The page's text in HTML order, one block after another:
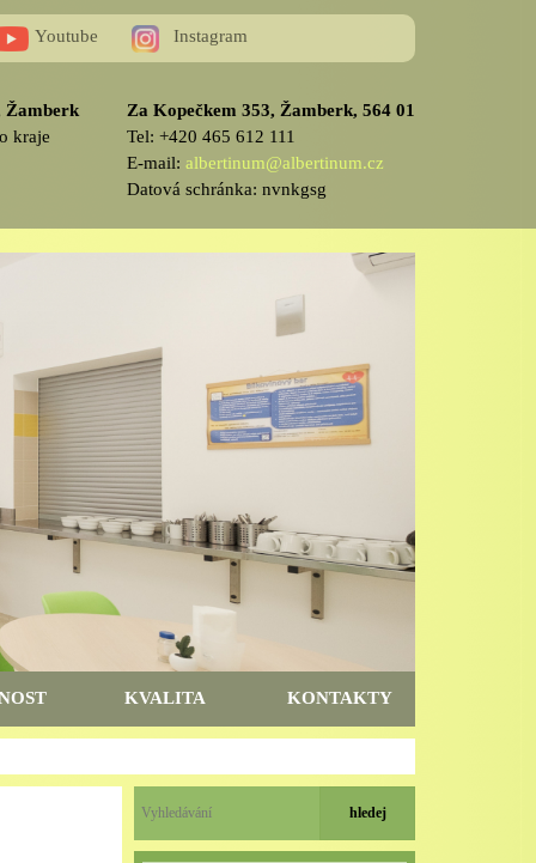
Youtube Instagram
Za Kopečkem 353, Žamberk, 564 01
Tel: +420 465 612 111
E-mail:albertinum@albertinum.cz
Datová schránka: nvnkgsg
Žamberk
kraje
KVALITA KONTAKTY